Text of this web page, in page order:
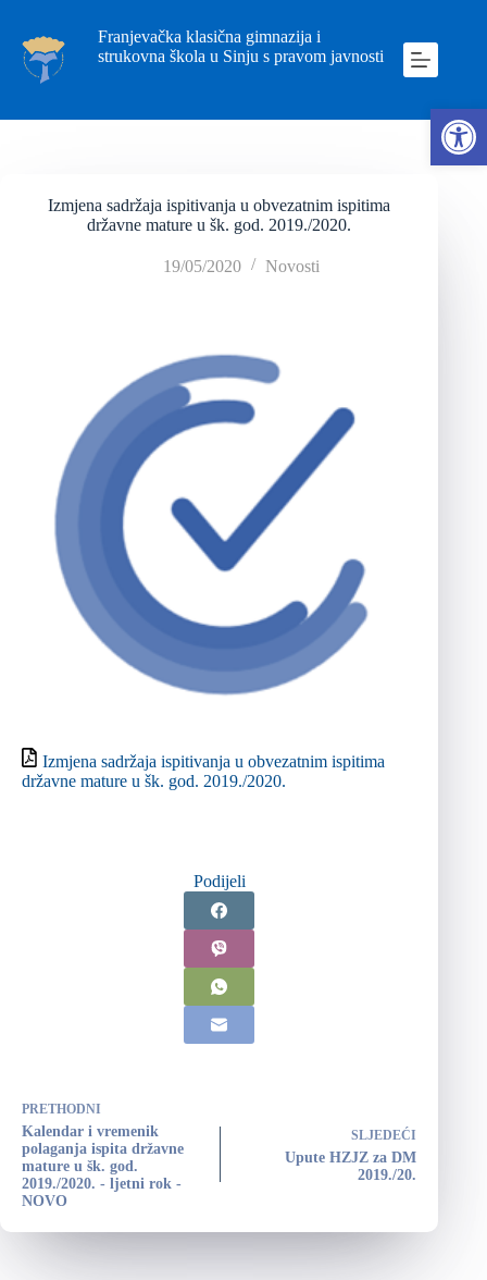
Franjevačka klasična gimnazija i
strukovna škola u Sinju s pravom javnosti
Izmjena sadržaja ispitivanja u obvezatnim ispitima
državne mature u šk. god. 2019./2020.
19/05/2020 Novosti
Izmjena sadržaja ispitivanja u obvezatnim ispitima
državne mature u šk. god. 2019./2020.
Podijeli
PRETHODNI
Kalendar i vremenik
polaganja ispita državne
mature u šk. god.
2019./2020. - ljetni rok -
NOVO
SLJEDEĆI
Upute HZJZ za DM
2019./20.